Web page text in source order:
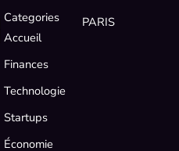
Categories
Accueil
Finances
Technologie
Startups
Économie
PARIS